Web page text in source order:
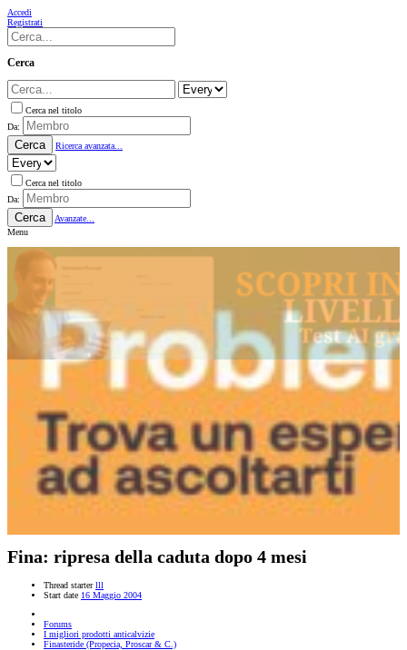
Accedi
Registrati
Cerca
Cerca nel titolo
Da:
Cerca Ricerca avanzata...
Cerca nel titolo
Da:
Cerca
Avanzate...
Menu
Fina: ripresa della caduta dopo 4 mesi
Thread starter lll
Start date 16 Maggio 2004
Forums
I migliori prodotti anticalvizie
Finasteride (Propecia, Proscar & C.)